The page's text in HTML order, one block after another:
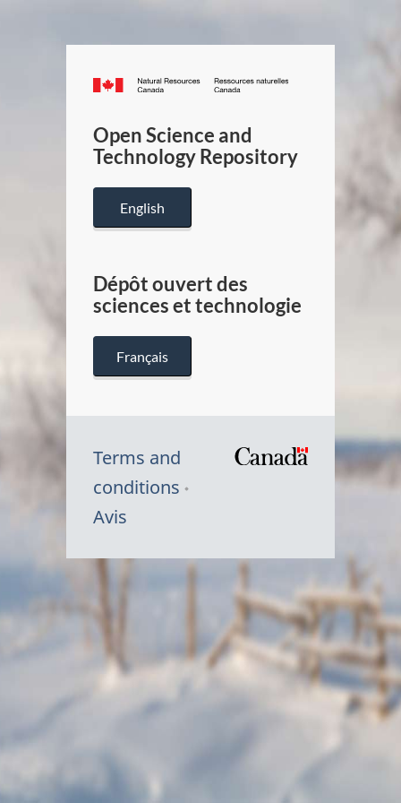
Canada.ca
/
Canada
Open Science and
Technology Repository
English
Dépôt ouvert des
sciences et technologie
Français
Terms and
conditions
Avis
Symbole
Canada